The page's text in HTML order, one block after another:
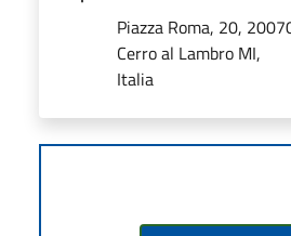
Piazza Roma, 20,
Cerro al Lambro MI,
Italia